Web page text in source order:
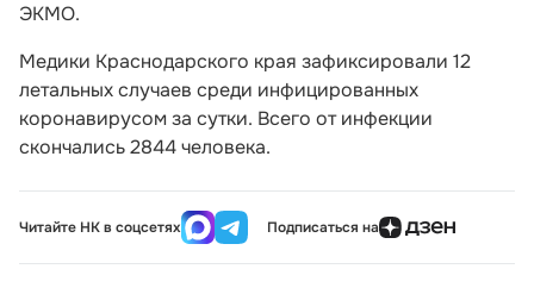
ЭКМО.
Медики Краснодарского края зафиксировали 12
летальных случаев среди инфицированных
коронавирусом за сутки. Всего от инфекции
скончались 2844 человека.
Читайте НК в соцсетях Подписаться на